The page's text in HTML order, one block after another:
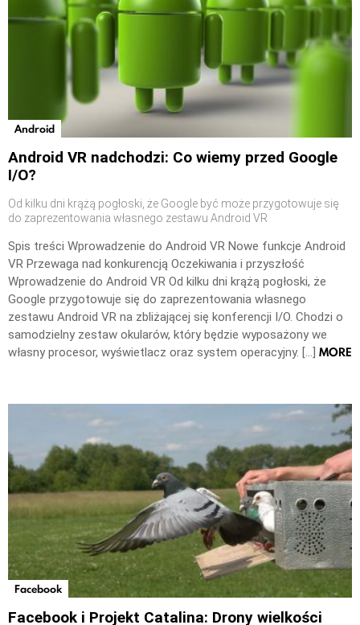
Android
Android VR nadchodzi: Co wiemy przed Google
I/O?
Od kilku dni krążą pogłoski, że Google być może przygotowuje się
do zaprezentowania własnego zestawu Android VR
Spis treści Wprowadzenie do Android VR Nowe funkcje Android
VR Przewaga nad konkurencją Oczekiwania i przyszłość
Wprowadzenie do Android VR Od kilku dni krążą pogłoski, że
Google przygotowuje się do zaprezentowania własnego
zestawu Android VR na zbliżającej się konferencji I/O. Chodzi o
samodzielny zestaw okularów, który będzie wyposażony we
własny procesor, wyświetlacz oraz system operacyjny. […] MORE
Facebook
Facebook i Projekt Catalina: Drony wielkości